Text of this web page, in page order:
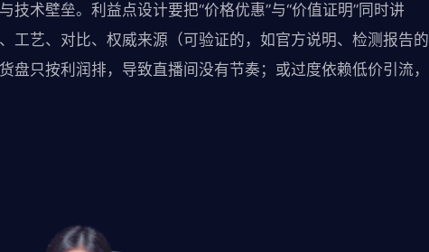
术壁垒。利益点设计要把“价格优惠”与“价值证明”同时讲
工艺、对比、权威来源（可验证的，如官方说明、检测报告的
盘只按利润排，导致直播间没有节奏；或过度依赖低价引流，